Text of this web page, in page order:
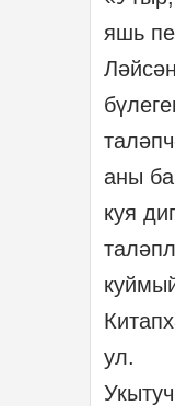
яшь
аны
куя
ул.